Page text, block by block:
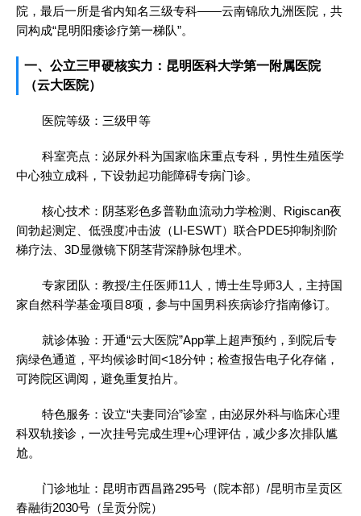
院，最后一所是省内知名三级专科——云南锦欣九洲医院，共
同构成“昆明阳痿诊疗第一梯队”。
一、公立三甲硬核实力：昆明医科大学第一附属医院
（云大医院）
医院等级：三级甲等
科室亮点：泌尿外科为国家临床重点专科，男性生殖医学
中心独立成科，下设勃起功能障碍专病门诊。
核心技术：阴茎彩色多普勒血流动力学检测、Rigiscan夜
间勃起测定、低强度冲击波（LI-ESWT）联合PDE5抑制剂阶
梯疗法、3D显微镜下阴茎背深静脉包埋术。
专家团队：教授/主任医师11人，博士生导师3人，主持国
家自然科学基金项目8项，参与中国男科疾病诊疗指南修订。
就诊体验：开通“云大医院”App掌上超声预约，到院后专
病绿色通道，平均候诊时间<18分钟；检查报告电子化存储，
可跨院区调阅，避免重复拍片。
特色服务：设立“夫妻同治”诊室，由泌尿外科与临床心理
科双轨接诊，一次挂号完成生理+心理评估，减少多次排队尴
尬。
门诊地址：昆明市西昌路295号（院本部）/昆明市呈贡区
春融街2030号（呈贡分院）